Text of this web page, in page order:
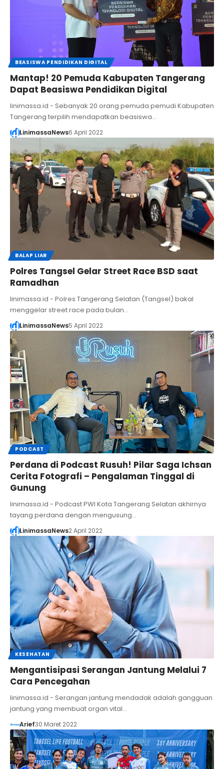
BEASISWA PENDIDIKAN DIGITAL
Mantap! 20 Pemuda Kabupaten Tangerang
Dapat Beasiswa Pendidikan Digital
linimassa.id - Sebanyak 20 orang pemuda pemudi Kabupaten
Tangerang terpilih mendapatkan beasiswa…
LinimassaNews6 April 2022
BALAP LIAR
Polres Tangsel Gelar Street Race BSD saat
Ramadhan
linimassa.id - Polres Tangerang Selatan (Tangsel) bakal
menggelar street race pada bulan…
LinimassaNews5 April 2022
PODCAST
Perdana di Podcast Rusuh! Pilar Saga Ichsan
Cerita Fotografi – Pengalaman Tinggal di
Gunung
linimassa.id - Podcast PWI Kota Tangerang Selatan akhirnya
tayang perdana dengan mengusung…
LinimassaNews2 April 2022
KESEHATAN
Mengantisipasi Serangan Jantung Melalui 7
Cara Pencegahan
linimassa.id - Serangan jantung mendadak adalah gangguan
jantung yang membuat organ vital…
Arief30 Maret 2022